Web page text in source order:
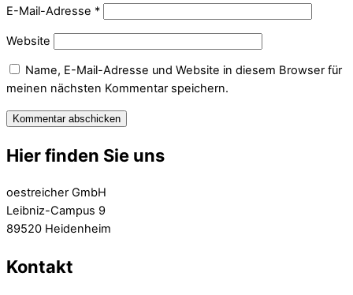
E-Mail-Adresse *
Website
Name, E-Mail-Adresse und Website in diesem Browser für
meinen nächsten Kommentar speichern.
Hier finden Sie uns
oestreicher GmbH
Leibniz-Campus 9
89520 Heidenheim
Kontakt